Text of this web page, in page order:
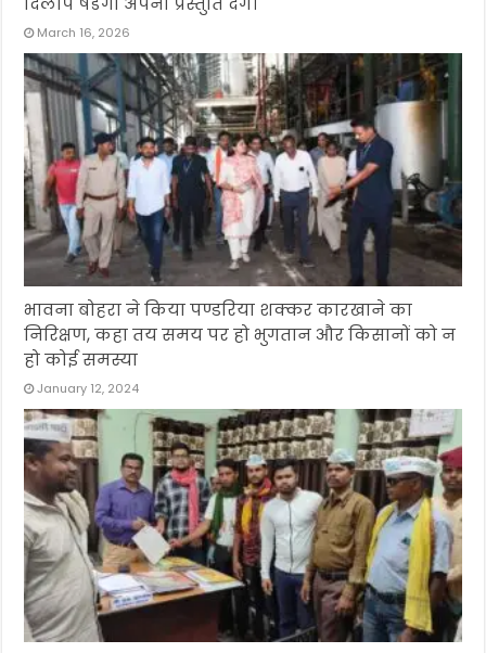
March 16, 2026
भावना बोहरा ने किया पण्डरिया शक्कर कारखाने का
निरिक्षण, कहा तय समय पर हो भुगतान और किसानों को न
हो कोई समस्या
January 12, 2024